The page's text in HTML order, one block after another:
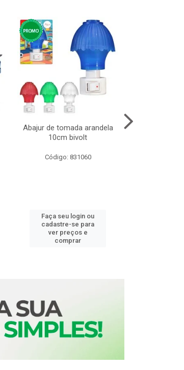
Abajur de tomada arandela
10cm bivolt
Código: 831060
Faça seu login ou
cadastre-se para
ver preços e
comprar